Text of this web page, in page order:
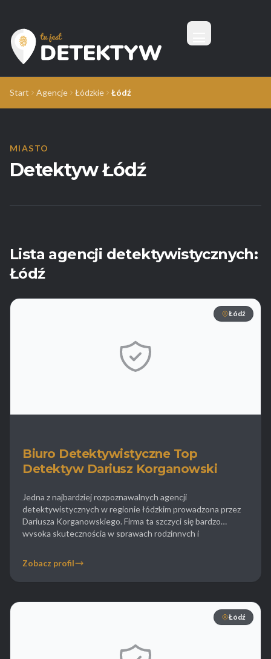
Tu Jest Detektyw
Menu
Start Agencje Łódzkie Łódź
MIASTO
Detektyw Łódź
Lista agencji detektywistycznych:
Łódź
Łódź
Biuro Detektywistyczne Top
Detektyw Dariusz Korganowski
Jedna z najbardziej rozpoznawalnych agencji
detektywistycznych w regionie łódzkim prowadzona przez
Dariusza Korganowskiego. Firma ta szczyci się bardzo
wysoką skutecznością w sprawach rodzinnych i
twardych dowodów zdrady małżeńskiej wykorzystując do
tego zaawansowaną technikę operacyjną i wieloletnie
Zobacz profil
Łódź